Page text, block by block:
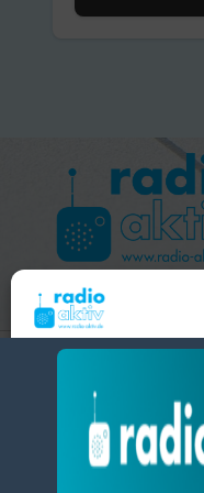
zustimmst, können wir
verarbeiten. Wenn du deine
und Funktionen beeinträchtigt
Hameln 99.3 –
BlogDataby